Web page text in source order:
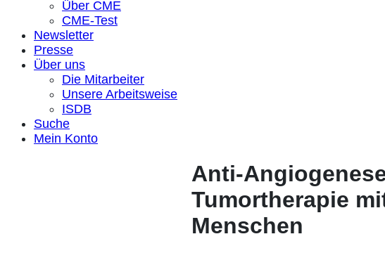
Über CME
CME-Test
Newsletter
Presse
Über uns
Die Mitarbeiter
Unsere Arbeitsweise
ISDB
Suche
Mein Konto
Anti-
Tumortherapie
Menschen